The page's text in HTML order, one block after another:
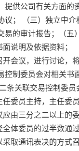
提供公司有关方面的
议； （三）独立中
易的审计报告；（
说明及依据资料；
会议，进行讨论，
控制委员会对相关
条关联交易控制委
委员主持，主任委
由三分之二以上的
体委员的过半数通
取通讯表决的方式